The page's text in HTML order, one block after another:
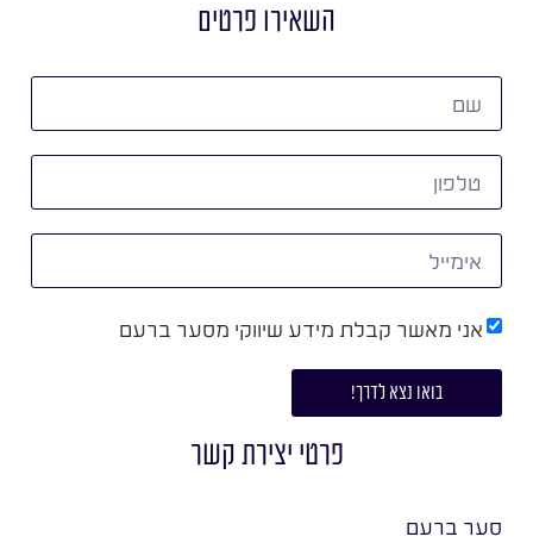
השאירו פרטים
אני מאשר קבלת מידע שיווקי מסער ברעם
בואו נצא לדרך!
פרטי יצירת קשר
סער ברעם